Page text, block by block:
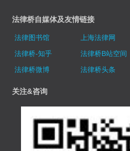
法律桥自媒体及友情链接
法律图书馆 上海法律网
法律桥-知乎
法律桥B站空间
法律桥微博
法律桥头条
关注&咨询